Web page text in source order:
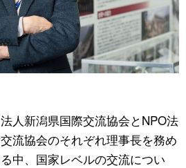
人新潟県国際交流協会とNPO法
流協会のそれぞれ理事長を務め
中、国家レベルの交流につい